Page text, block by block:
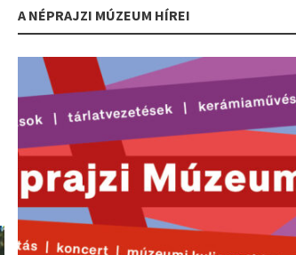
A NÉPRAJZI MÚZEUM HÍREI